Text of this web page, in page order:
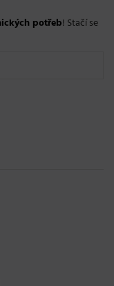
potřeb! Stačí se